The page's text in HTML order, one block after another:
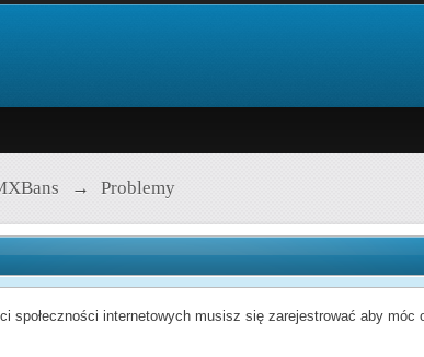
→ Problemy
społeczności internetowych musisz się zarejestrować aby